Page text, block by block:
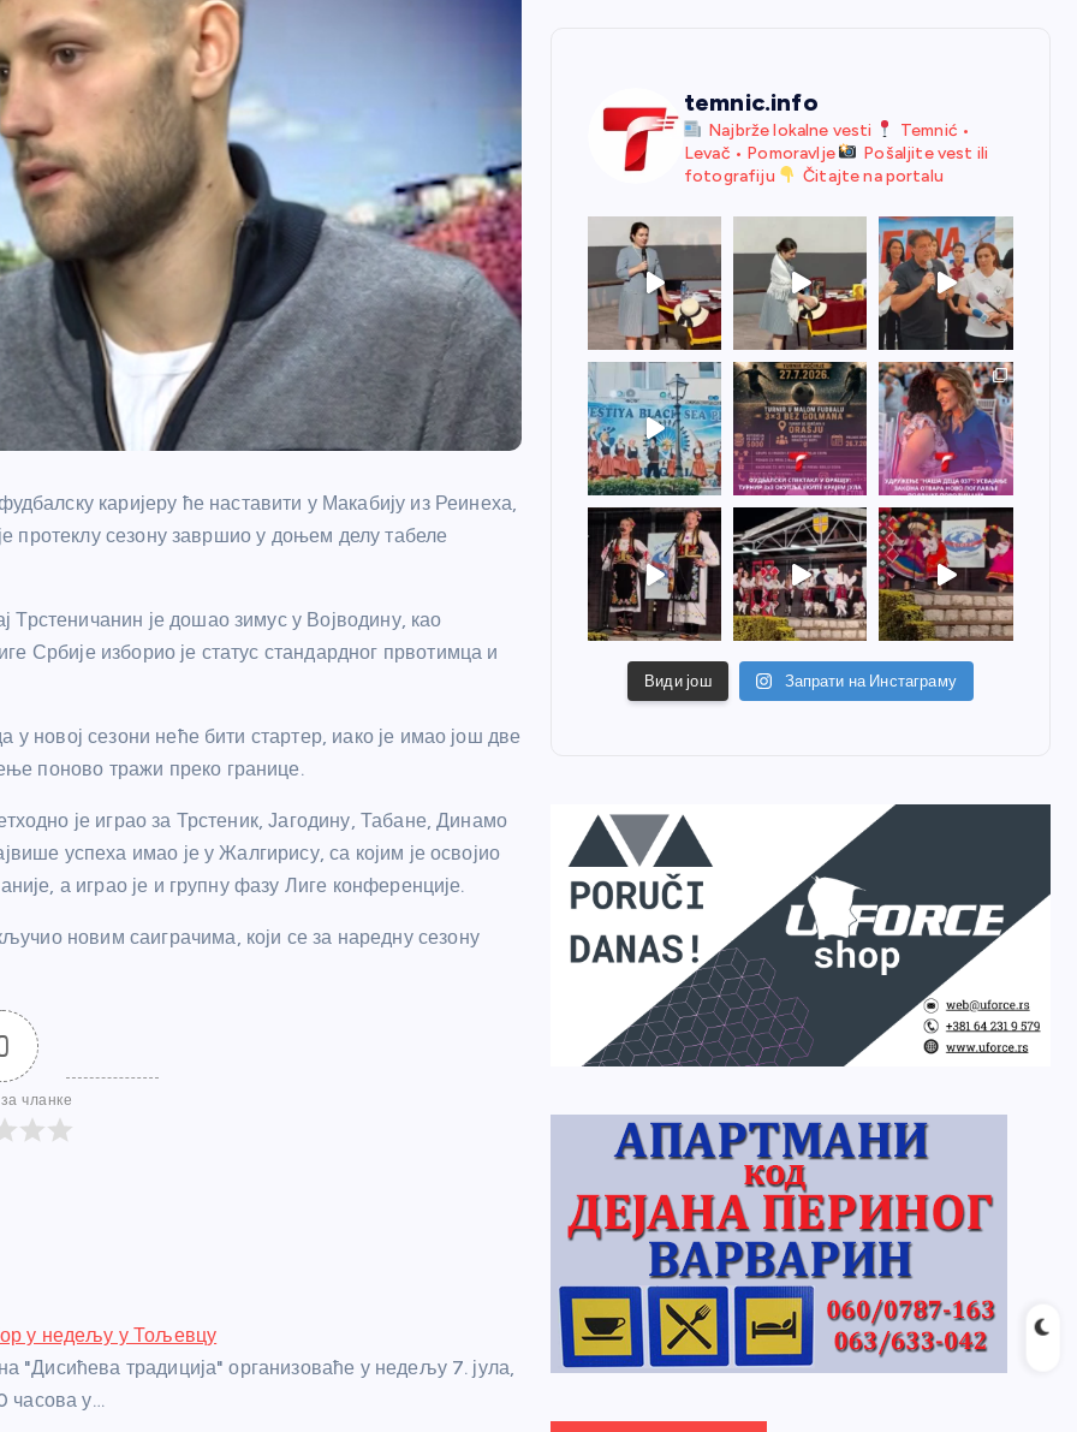
каријеру ће наставити у Макабију из Реинеха,
протеклу сезону завршио у доњем делу табеле
је дошао зимус у Војводину, као
Србије изборио је статус стандардног првотимца и
новој сезони неће бити стартер, иако је имао још две
поново тражи преко границе.
је играо за Трстеник, Јагодину, Табане, Динамо
успеха имао је у Жалгирису, са којим је освојио
а играо је и групну фазу Лиге конференције.
новим саиграчима, који се за наредну сезону
чланке
у недељу у Тољевцу
"Дисићева традиција" организоваће у недељу 7. јула,
часова у…
temnic.info
Najbrže lokalne vesti
Temnić •
Levač • Pomoravlje
Pošaljite vest ili
fotografiju
Čitajte na portalu
Види још Запрати на Инстаграму